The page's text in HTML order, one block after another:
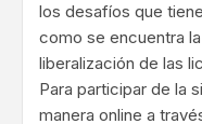
los desafíos que
como se encuentra
liberalización de las
Para participar de la
manera online a